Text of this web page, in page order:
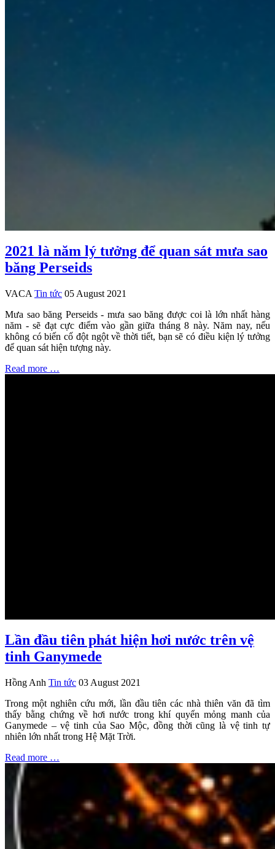
2021 là năm lý tưởng để quan sát mưa sao
băng Perseids
VACA Tin tức 05 August 2021
Mưa sao băng Perseids - mưa sao băng được coi là lớn nhất hàng
năm - sẽ đạt cực điểm vào gần giữa tháng 8 này. Năm nay, nếu
không có biến cố đột ngột về thời tiết, bạn sẽ có điều kiện lý tưởng
để quan sát hiện tượng này.
Read more …
Lần đầu tiên phát hiện hơi nước trên vệ
tinh Ganymede
Hồng Anh Tin tức 03 August 2021
Trong một nghiên cứu mới, lần đầu tiên các nhà thiên văn đã tìm
thấy bằng chứng về hơi nước trong khí quyển mỏng manh của
Ganymede – vệ tinh của Sao Mộc, đồng thời cũng là vệ tinh tự
nhiên lớn nhất trong Hệ Mặt Trời.
Read more …